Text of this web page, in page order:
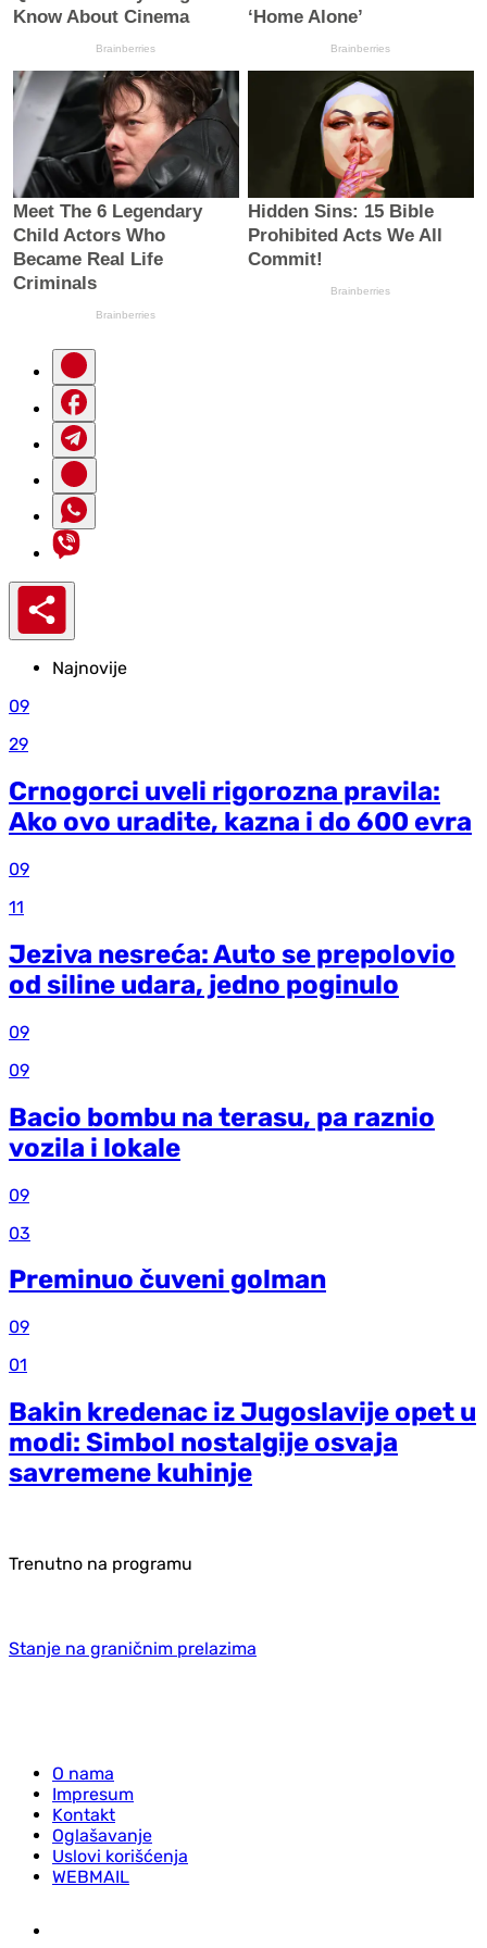
Najnovije
09
29
Crnogorci uveli rigorozna pravila:
Ako ovo uradite, kazna i do 600 evra
09
11
Jeziva nesreća: Auto se prepolovio
od siline udara, jedno poginulo
09
09
Bacio bombu na terasu, pa raznio
vozila i lokale
09
03
Preminuo čuveni golman
09
01
Bakin kredenac iz Jugoslavije opet u
modi: Simbol nostalgije osvaja
savremene kuhinje
Trenutno na programu
Stanje na graničnim prelazima
O nama
Impresum
Kontakt
Oglašavanje
Uslovi korišćenja
WEBMAIL